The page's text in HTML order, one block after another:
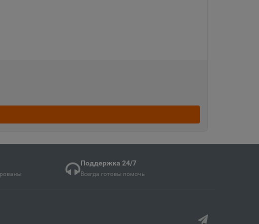
Аркадак
Поддержка 24/7
Всегда готовы помочь